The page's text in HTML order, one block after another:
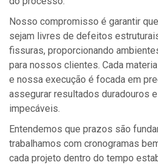
Nosso compromisso é garantir
sejam livres de defeitos
fissuras, proporcionando
para nossos clientes. Cada
e nossa execução é focada em
assegurar resultados duradouros
impecáveis.
Entendemos que prazos são
trabalhamos com cronogramas
cada projeto dentro do tempo